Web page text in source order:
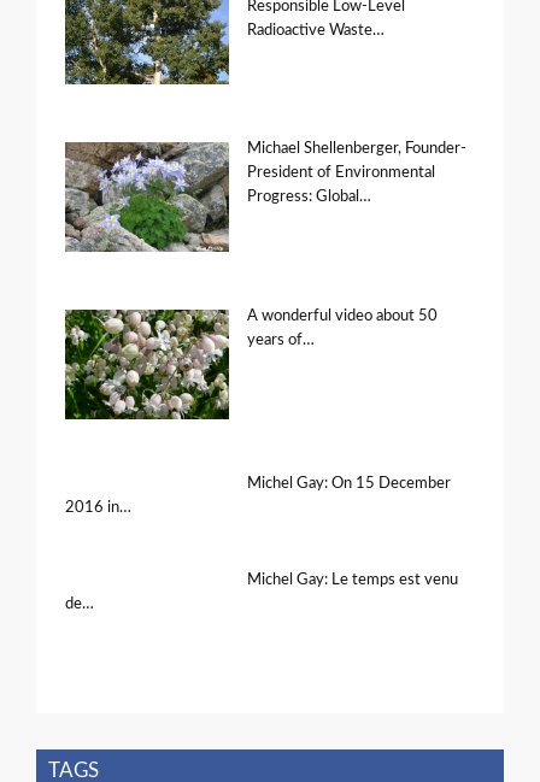
Responsible Low-Level
Radioactive Waste…
Michael Shellenberger, Founder-
President of Environmental
Progress: Global…
A wonderful video about 50
years of…
Michel Gay: On 15 December
2016 in…
Michel Gay: Le temps est venu
de…
TAGS